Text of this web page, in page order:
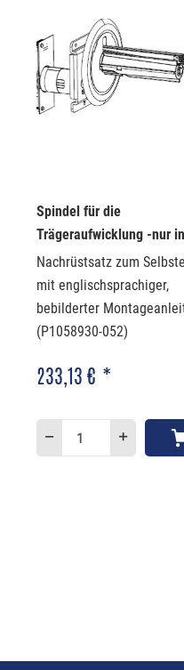
Spindel für die
Trägeraufwicklung -nur in
Verbindung mit...
Nachrüstsatz zum
mit englischsprachiger,
bebilderter
(P1058930-052)
233,13 € *